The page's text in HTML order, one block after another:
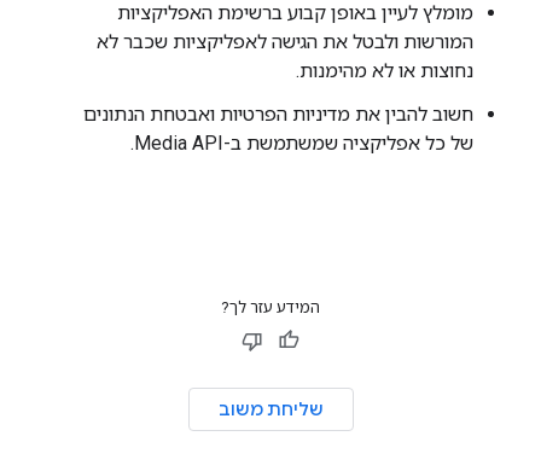
מומלץ לעיין באופן קבוע ברשימת האפליקציות
המורשות ולבטל את הגישה לאפליקציות שכבר לא
נחוצות או לא מהימנות.
חשוב להבין את מדיניות הפרטיות ואבטחת הנתונים
של כל אפליקציה שמשתמשת ב-Media API.
המידע עזר לך?
שליחת משוב